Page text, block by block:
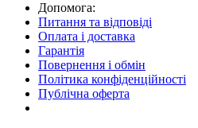
Допомога:
Питання та відповіді
Оплата і доставка
Гарантія
Повернення і обмін
Політика конфіденційності
Публічна оферта